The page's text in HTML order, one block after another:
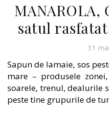
MANAROLA,
satul
31
Sapun de lamaie, sos
mare – produsele
soarele, trenul, dealurile
peste tine grupurile de